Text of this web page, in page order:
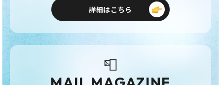
詳細はこちら
📮